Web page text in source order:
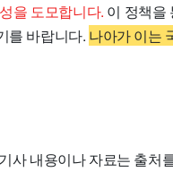
을 도모합니다. 이 정책을
를 바랍니다. 나아가 이는
기사 내용이나 자료는 출처